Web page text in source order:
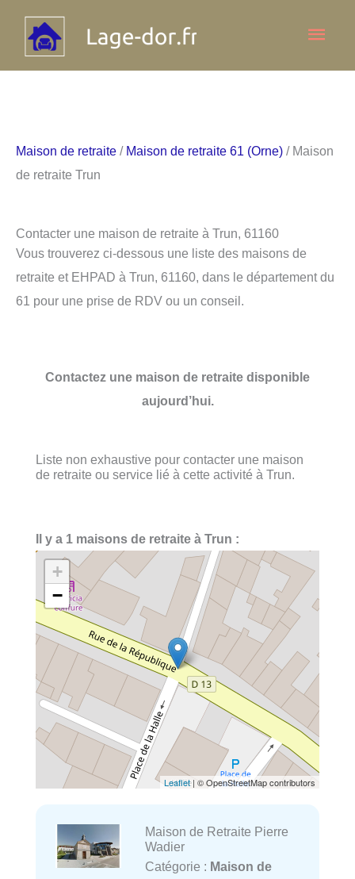
contenu
Maison de retraite / Maison de retraite 61 (Orne) / Maison
de retraite Trun
Contacter une maison de retraite à Trun, 61160
Vous trouverez ci-dessous une liste des maisons de
retraite et EHPAD à Trun, 61160, dans le département du
61 pour une prise de RDV ou un conseil.
Contactez une maison de retraite disponible
aujourd’hui.
Liste non exhaustive pour contacter une maison
de retraite ou service lié à cette activité à Trun.
Il y a 1 maisons de retraite à Trun :
+
−
Leaflet| © OpenStreetMap contributors
Maison de Retraite Pierre
Wadier
Catégorie : Maison de